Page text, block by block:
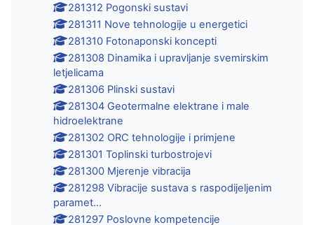
281312 Pogonski sustavi
281311 Nove tehnologije u energetici
281310 Fotonaponski koncepti
281308 Dinamika i upravljanje svemirskim
letjelicama
281306 Plinski sustavi
281304 Geotermalne elektrane i male
hidroelektrane
281302 ORC tehnologije i primjene
281301 Toplinski turbostrojevi
281300 Mjerenje vibracija
281298 Vibracije sustava s raspodijeljenim
paramet...
281297 Poslovne kompetencije